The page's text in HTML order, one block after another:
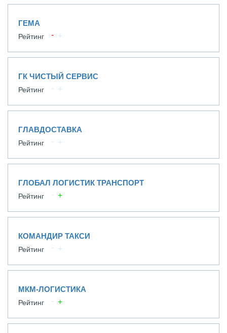
ГЕМА
Рейтинг
ГК ЧИСТЫЙ СЕРВИС
Рейтинг
ГЛАВДОСТАВКА
Рейтинг
ГЛОБАЛ ЛОГИСТИК ТРАНСПОРТ
Рейтинг
КОМАНДИР ТАКСИ
Рейтинг
МКМ-ЛОГИСТИКА
Рейтинг